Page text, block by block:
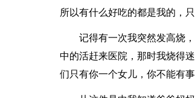
所以有什么好吃的都是我的，
记得有一次我突然发高烧
中的活赶来医院，那时我烧得
们只有你一个女儿，你不能有